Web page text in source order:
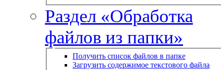
Раздел «Обработка
файлов из папки»
Получить список файлов в папке
Загрузить содержимое текстового файла